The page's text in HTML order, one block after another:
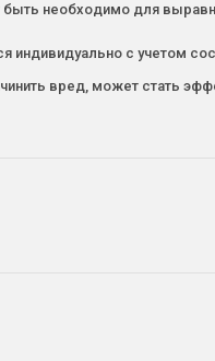
необходимо для
индивидуально с учетом
вред, может стать